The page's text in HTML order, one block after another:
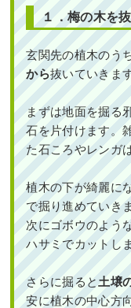
１．梅の木を
玄関先の植木のう
から抜いていきます
まずは地面を掘る
石を片付けます。
た石ころやレンガ
植木の下が綺麗に
で掘り進めていき
次にゴボウのよう
ハサミでカットし
さらに掘ると 土壌
安に植木の中心方